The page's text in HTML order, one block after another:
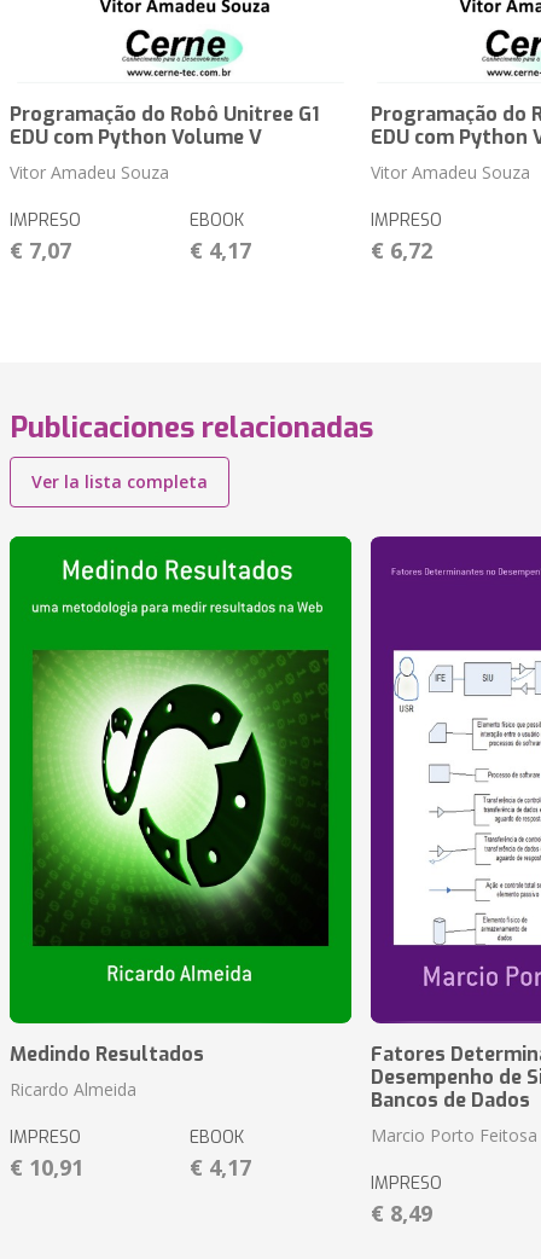
Programação do Robô Unitree G1
EDU com Python Volume V
Vitor Amadeu Souza
IMPRESO
€ 7,07
EBOOK
€ 4,17
Programação do
EDU com Python
Vitor Amadeu Souza
IMPRESO
€ 6,72
Publicaciones relacionadas
Ver la lista completa
Medindo Resultados
Ricardo Almeida
IMPRESO
€ 10,91
EBOOK
€ 4,17
Fatores
Desempenho de
Bancos de Dados
Marcio Porto Feitosa
IMPRESO
€ 8,49